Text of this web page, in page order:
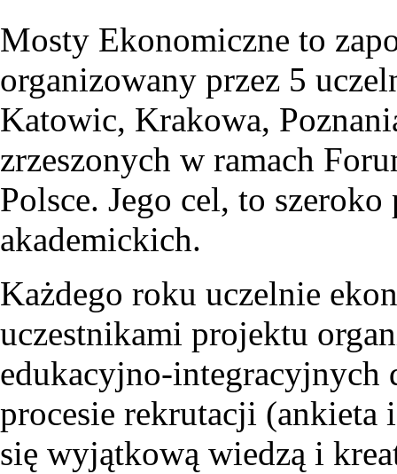
Mosty Ekonomiczne to
organizowany przez 5
Katowic, Krakowa,
zrzeszonych w ramach
Polsce. Jego cel, to
akademickich.
Każdego roku uczelnie
uczestnikami projektu
edukacyjno-
procesie rekrutacji
się wyjątkową wiedzą i